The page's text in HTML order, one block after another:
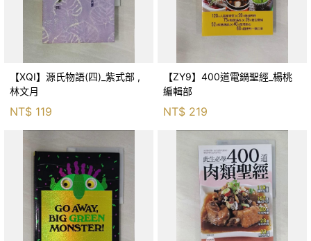
【XQI】源氏物語(四)_紫式部 ,
林文月
NT$ 119
【ZY9】400道電鍋聖經_楊桃
編輯部
NT$ 219